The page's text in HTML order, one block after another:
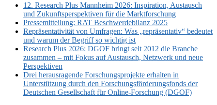
12. Research Plus Mannheim 2026: Inspiration, Austausch
und Zukunftsperspektiven für die Marktforschung
Pressemitteilung: RAT Beschwerdebilanz 2025
Repräsentativität von Umfragen: Was „repräsentativ“ bedeutet
und warum der Begriff so wichtig ist
Research Plus 2026: DGOF bringt seit 2012 die Branche
zusammen – mit Fokus auf Austausch, Netzwerk und neue
Perspektiven
Drei herausragende Forschungsprojekte erhalten in
Unterstützung durch den Forschungsförderungsfonds der
Deutschen Gesellschaft für Online-Forschung (DGOF)